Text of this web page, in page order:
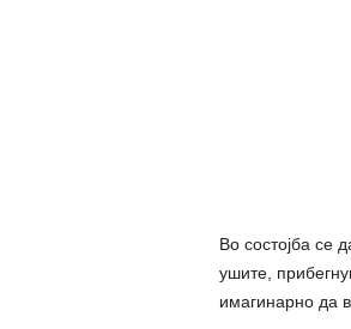
Во состојба се
ушите,
имагинарно да